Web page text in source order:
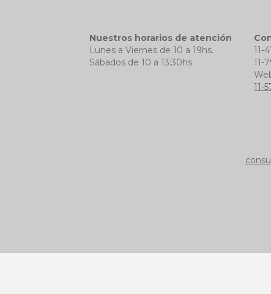
Nuestros horarios de atención
Lunes a Viernes de 10 a 19hs.
Sábados de 10 a 13:30hs
11-
11-
11-